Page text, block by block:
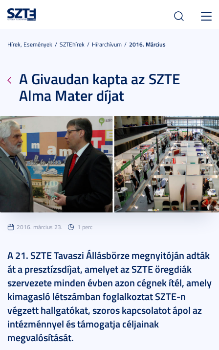
Hírek, Események SZTEhírek Hírarchívum 2016. Március
A Givaudan kapta az SZTE
Alma Mater díjat
2016. március 23. 1 perc
A 21. SZTE Tavaszi Állásbörze megnyitóján adták
át a presztízsdíjat, amelyet az SZTE öregdiák
szervezete minden évben azon cégnek ítél, amely
kimagasló létszámban foglalkoztat SZTE-n
végzett hallgatókat, szoros kapcsolatot ápol az
intézménnyel és támogatja céljainak
megvalósítását.